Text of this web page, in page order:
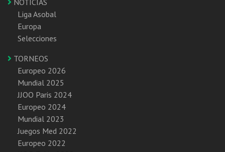
NOTICIAS
Liga Asobal
Europa
Selecciones
TORNEOS
Europeo 2026
Mundial 2025
JJOO Paris 2024
Europeo 2024
Mundial 2023
Juegos Med 2022
Europeo 2022